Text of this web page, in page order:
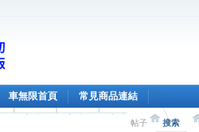
車無限首頁 常見商品連結
帖子 搜索